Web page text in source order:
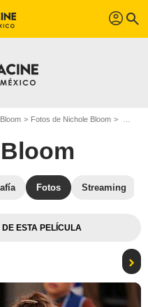
profil search
Fotos de Nichole Bloom
Fotos Streaming
ESTA PELÍCULA